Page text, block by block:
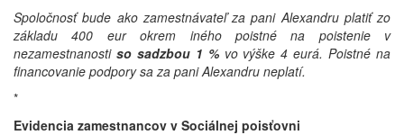
Spoločnosť bude ako zamestnávateľ za pani Alexandru platiť zo
základu 400 eur okrem iného poistné na poistenie v
nezamestnanosti so sadzbou 1 % vo výške 4 eurá. Poistné na
financovanie podpory sa za pani Alexandru neplatí.
*
Evidencia zamestnancov v Sociálnej poisťovni